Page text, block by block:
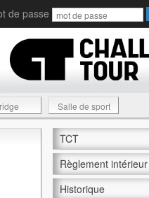
de passe
Salle de sport
TCT
Règlement intérieur
Historique